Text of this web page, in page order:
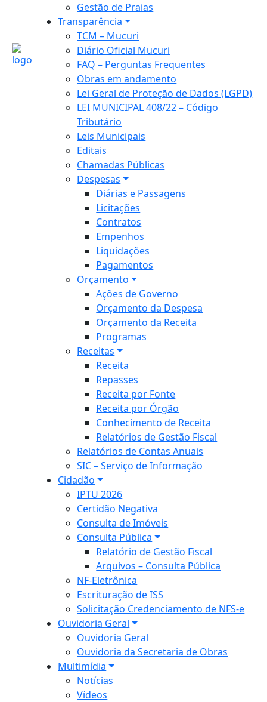
Gestão de Praias
Transparência
TCM – Mucuri
Diário Oficial Mucuri
FAQ – Perguntas Frequentes
Obras em andamento
Lei Geral de Proteção de Dados (LGPD)
LEI MUNICIPAL 408/22 – Código
Tributário
Leis Municipais
Editais
Chamadas Públicas
Despesas
Diárias e Passagens
Licitações
Contratos
Empenhos
Liquidações
Pagamentos
Orçamento
Ações de Governo
Orçamento da Despesa
Orçamento da Receita
Programas
Receitas
Receita
Repasses
Receita por Fonte
Receita por Órgão
Conhecimento de Receita
Relatórios de Gestão Fiscal
Relatórios de Contas Anuais
SIC – Serviço de Informação
Cidadão
IPTU 2026
Certidão Negativa
Consulta de Imóveis
Consulta Pública
Relatório de Gestão Fiscal
Arquivos – Consulta Pública
NF-Eletrônica
Escrituração de ISS
Solicitação Credenciamento de NFS-e
Ouvidoria Geral
Ouvidoria Geral
Ouvidoria da Secretaria de Obras
Multimídia
Notícias
Vídeos